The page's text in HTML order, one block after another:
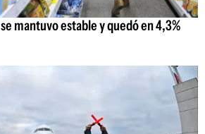
mantuvo estable y quedó en 4,3%